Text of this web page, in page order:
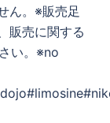
ん。※販売足
販売に関する
い。※no